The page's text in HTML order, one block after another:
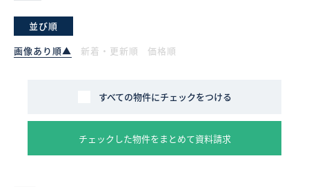
お知らせ
採用情報
お気に入り物件一覧
サイトマップ
並び順
画像あり順▲
新着・更新順 価格順
すべての物件にチェックをつける
チェックした物件をまとめて資料請求